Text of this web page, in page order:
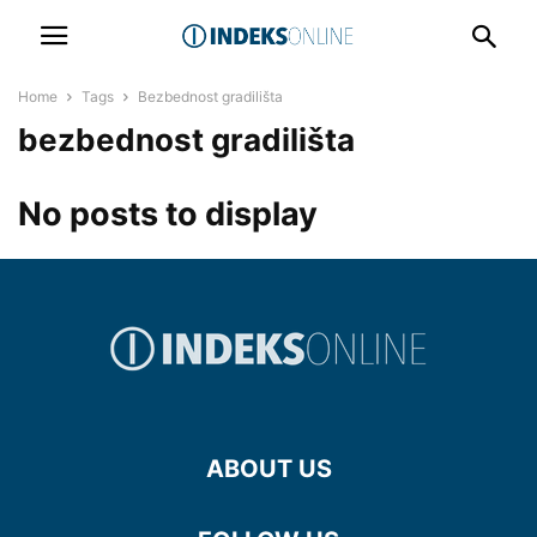
Home Tags Bezbednost gradilišta
bezbednost gradilišta
No posts to display
ABOUT US